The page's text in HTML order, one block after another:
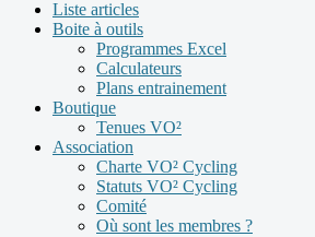
Liste articles
Boite à outils
Programmes Excel
Calculateurs
Plans entrainement
Boutique
Tenues VO²
Association
Charte VO² Cycling
Statuts VO² Cycling
Comité
Où sont les membres ?